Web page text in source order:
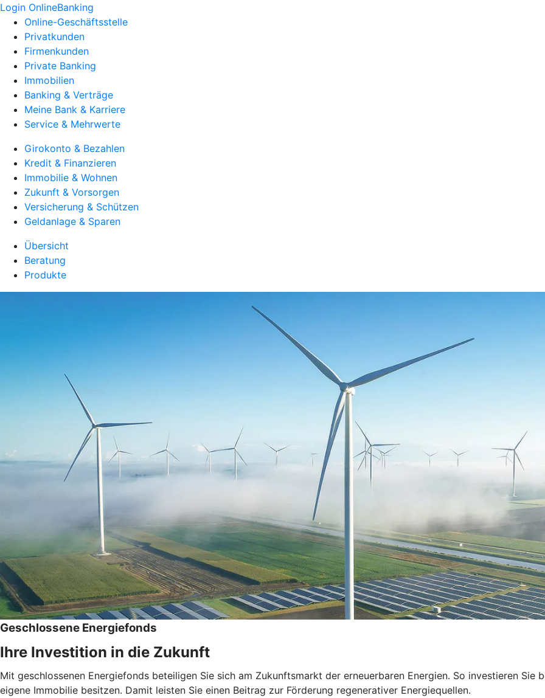
Login OnlineBanking
Online-Geschäftsstelle
Privatkunden
Firmenkunden
Private Banking
Immobilien
Banking & Verträge
Meine Bank & Karriere
Service & Mehrwerte
Girokonto & Bezahlen
Kredit & Finanzieren
Immobilie & Wohnen
Zukunft & Vorsorgen
Versicherung & Schützen
Geldanlage & Sparen
Übersicht
Beratung
Produkte
Geschlossene Energiefonds
Ihre Investition in die Zukunft
Mit geschlossenen Energiefonds beteiligen Sie sich am Zukunftsmarkt der erneuerbaren Energien. So investieren Sie
eigene Immobilie besitzen. Damit leisten Sie einen Beitrag zur Förderung regenerativer Energiequellen.